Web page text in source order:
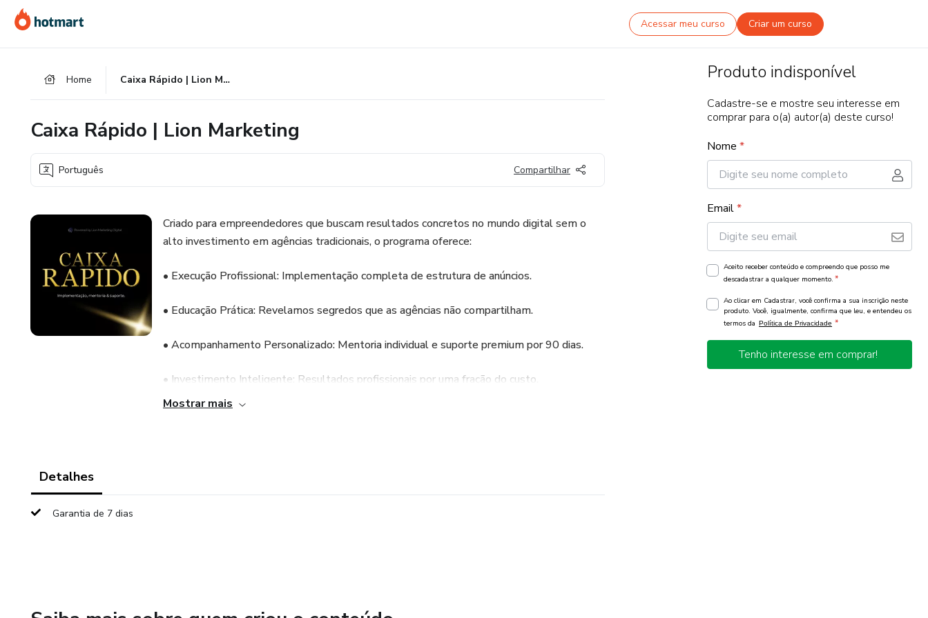
para
o
para
o
para
o
Acessar meu curso Criar um curso
Home Caixa Rápido | Lion Marketing
Caixa Rápido | Lion Marketing
Português Compartilhar
Criado para empreendedores que buscam resultados concretos no mundo digital sem o
alto investimento em agências tradicionais, o programa oferece:
• Execução Profissional: Implementação completa de estrutura de anúncios.
• Educação Prática: Revelamos segredos que as agências não compartilham.
• Acompanhamento Personalizado: Mentoria individual e suporte premium por 90 dias.
• Investimento Inteligente: Resultados profissionais por uma fração do custo.
Mostrar mais
Detalhes
Garantia de 7 dias
Produto indisponível
Cadastre-se e mostre seu interesse em
comprar para o(a) autor(a) deste curso!
Nome *
Email*
Aceito receber conteúdo e compreendo que posso me
descadastrar a qualquer momento. *
Ao clicar em Cadastrar, você confirma a sua inscrição neste
produto. Você, igualmente, confirma que leu, e entendeu os
termos da Política de Privacidade *
Tenho interesse em comprar!